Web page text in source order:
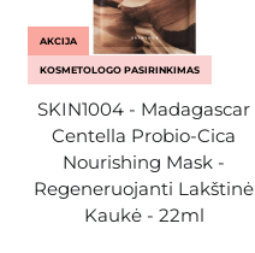
AKCIJA
KOSMETOLOGO PASIRINKIMAS
SKIN1004 - Madagascar
Centella Probio-Cica
Nourishing Mask -
Regeneruojanti Lakštinė
Kaukė - 22ml